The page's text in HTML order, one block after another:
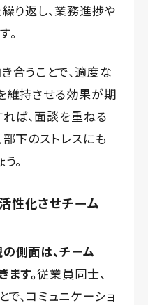
り返し、業務進捗や
。
合うことで、適度な
維持させる効果が期
ば、面談を重ねる
下のストレスにも
。
性化させチーム
側面は、チーム
す。従業員同士、
、コミュニケーショ